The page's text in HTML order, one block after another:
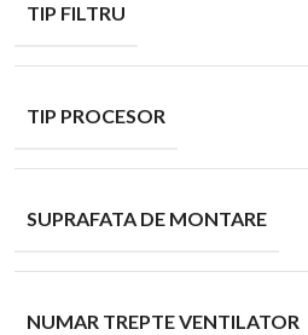
TIP FILTRU
TIP PROCESOR
SUPRAFATA DE MONTARE
NUMAR TREPTE VENTILATOR